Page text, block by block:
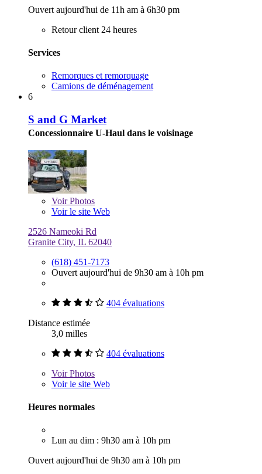
Ouvert aujourd'hui de 11h am à 6h30 pm
Retour client 24 heures
Services
Remorques et remorquage
Camions de déménagement
6
S and G Market
Concessionnaire U-Haul dans le voisinage
VoirPhotos
Voir le site Web
2526 Nameoki Rd
Granite City, IL 62040
(618) 451-7173
Ouvert aujourd'hui de 9h30 am à 10h pm
404 évaluations
Distance estimée
3,0 milles
404 évaluations
VoirPhotos
Voir le site Web
Heures normales
Lun au dim : 9h30 am à 10h pm
Ouvert aujourd'hui de 9h30 am à 10h pm